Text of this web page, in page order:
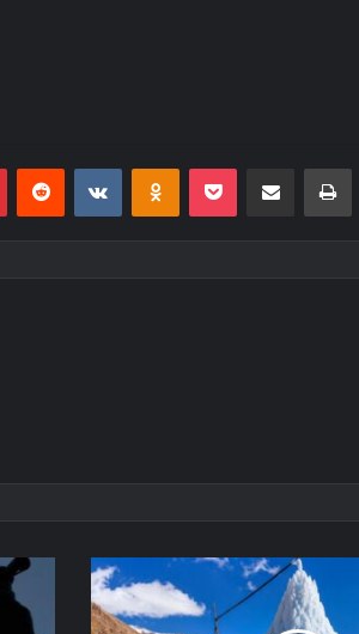
PinterestReddit VKontakteOdnoklassniki
Pocket E-Posta ile paylaş